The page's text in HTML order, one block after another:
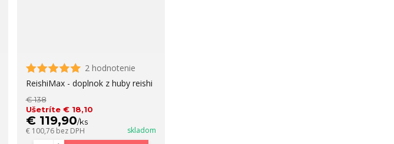
2 hodnotenie
ReishiMax - doplnok z huby reishi
€ 138
Ušetríte € 18,10
€ 119,90/ks
€ 100,76 bez DPH skladom